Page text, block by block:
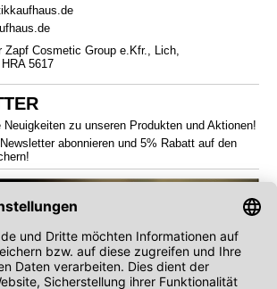
Zapf Cosmetic Group e.Kfr., Lich,
5617
zu unseren Produkten und Aktionen!
abonnieren und 5% Rabatt auf den